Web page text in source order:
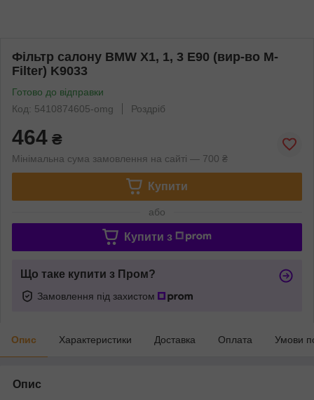
Фільтр салону BMW X1, 1, 3 E90 (вир-во M-
Filter) K9033
Готово до відправки
Код: 5410874605-omg
Роздріб
464 ₴
Мінімальна сума замовлення на сайті — 700 ₴
Купити
або
Купити з
Що таке купити з Пром?
Замовлення під захистом
Опис Характеристики Доставка Оплата Умови
Опис